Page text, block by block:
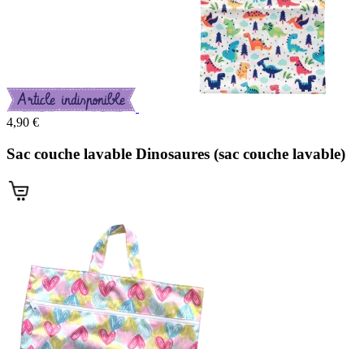
(2 avis)
4,90 €
Sac couche lavable Dinosaures (sac couche lavable)